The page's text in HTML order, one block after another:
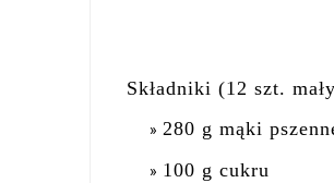
Składniki (12 szt.
280 g mąki
100 g cukru